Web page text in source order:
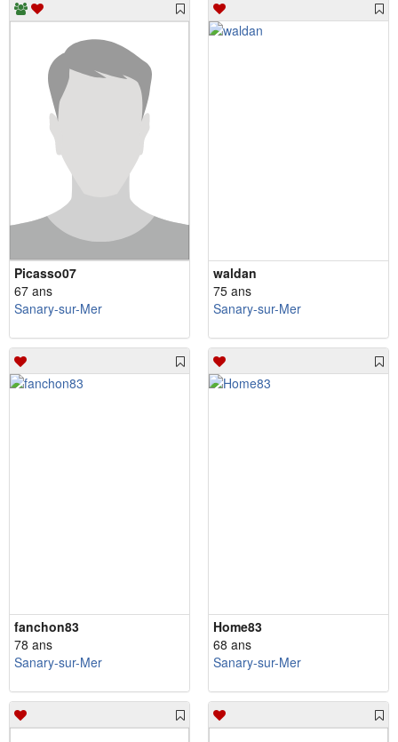
Picasso07
67 ans
Sanary-sur-Mer
waldan
75 ans
Sanary-sur-Mer
fanchon83
78 ans
Sanary-sur-Mer
Home83
68 ans
Sanary-sur-Mer